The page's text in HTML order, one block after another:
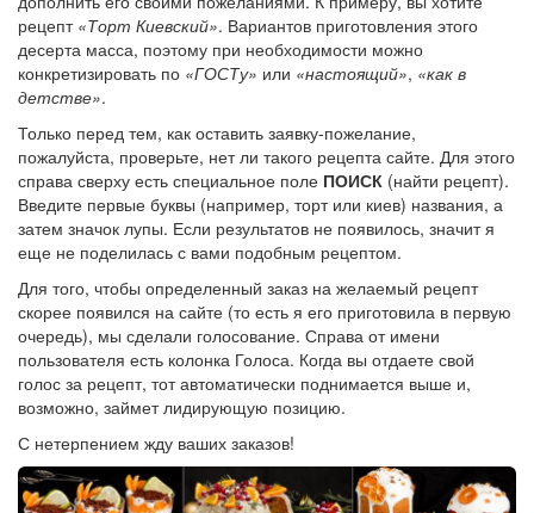
рецепт «Торт Киевский». Вариантов приготовления этого
десерта масса, поэтому при необходимости можно
конкретизировать по «ГОСТу» или «настоящий», «как в
детстве».
Только перед тем, как оставить заявку-пожелание,
пожалуйста, проверьте, нет ли такого рецепта сайте. Для этого
справа сверху есть специальное поле ПОИСК (найти рецепт).
Введите первые буквы (например, торт или киев) названия, а
затем значок лупы. Если результатов не появилось, значит я
еще не поделилась с вами подобным рецептом.
Для того, чтобы определенный заказ на желаемый рецепт
скорее появился на сайте (то есть я его приготовила в первую
очередь), мы сделали голосование. Справа от имени
пользователя есть колонка Голоса. Когда вы отдаете свой
голос за рецепт, тот автоматически поднимается выше и,
возможно, займет лидирующую позицию.
С нетерпением жду ваших заказов!